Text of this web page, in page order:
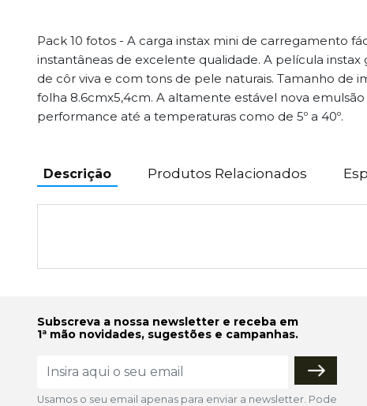
Pack 10 fotos - A carga instax mini de carregamento
instantâneas de excelente qualidade. A película instax
de côr viva e com tons de pele naturais. Tamanho de
folha 8.6cmx5,4cm. A altamente estável nova
performance até a temperaturas como de 5º a 40º.
Descrição Produtos Relacionados
Subscreva a nossa newsletter e receba em
1ª mão novidades, sugestões e campanhas.
Usamos o seu email apenas para enviar a newsletter. Pode